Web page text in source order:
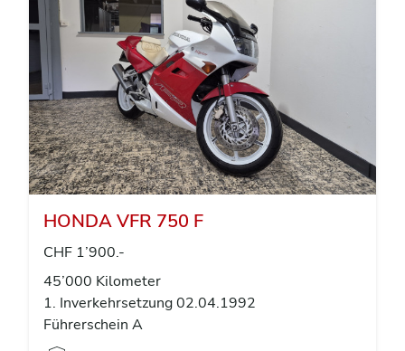
HONDA VFR 750 F
CHF 1’900.-
45’000 Kilometer
1. Inverkehrsetzung 02.04.1992
Führerschein A